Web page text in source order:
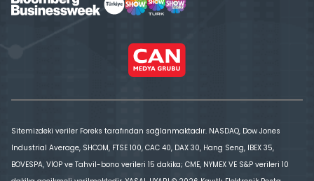
Sitemizdeki veriler Foreks tarafından sağlanmaktadır. NASDAQ, Dow Jones
Industrial Average, SHCOM, FTSE 100, CAC 40, DAX 30, Hang Seng, IBEX 35,
BOVESPA, VİOP ve Tahvil-bono verileri 15 dakika; CME, NYMEX VE S&P verileri 10